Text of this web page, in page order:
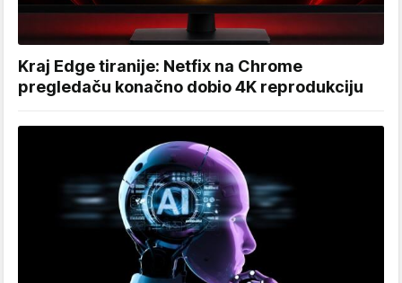
Kraj Edge tiranije: Netfix na Chrome
pregledaču konačno dobio 4K reprodukciju